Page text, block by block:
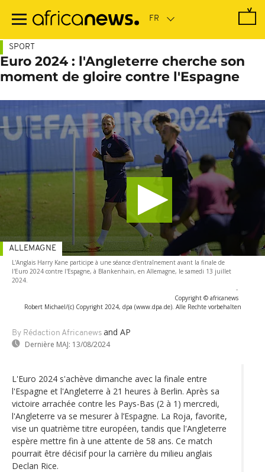
contenu
SPORT
Euro 2024 : l'Angleterre cherche son
moment de gloire contre l'Espagne
L'Anglais Harry Kane participe à une séance d'entraînement avant la finale de
l'Euro 2024 contre l'Espagne, à Blankenhain, en Allemagne, le samedi 13 juillet
2024.
-
Copyright © africanews
Robert Michael/(c) Copyright 2024, dpa (www.dpa.de). Alle Rechte vorbehalten
By Rédaction Africanews and AP
Dernière MAJ: 13/08/2024
ALLEMAGNE
L'Euro 2024 s'achève dimanche avec la finale entre
l'Espagne et l'Angleterre à 21 heures à Berlin. Après sa
victoire arrachée contre les Pays-Bas (2 à 1) mercredi,
l'Angleterre va se mesurer à l’Espagne. La Roja, favorite,
vise un quatrième titre européen, tandis que l'Angleterre
espère mettre fin à une attente de 58 ans. Ce match
pourrait être décisif pour la carrière du milieu anglais
Declan Rice.